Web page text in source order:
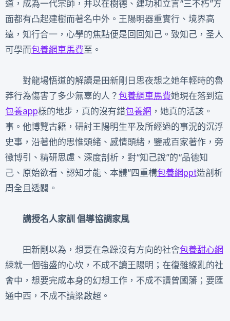
道，成為一代宗師，并以在樹德、建功和立言“三不朽”方
面都有凸起建樹而著名中外。王陽明器重實行、境界高
遠，知行合一，心學的焦點便是回回知己。致知己，圣人
可學而包養網車馬費至。
對龍場悟道的解讀是田新剛日思夜想之她年輕時的魯
莽行為傷害了多少無辜的人？ 包養網車馬費她現在落到這
包養app樣的地步，真的沒有錯包養網 ，她真的活該。
事。他博覽古籍，研討王陽明生平及所經過的事況的沉浮
史事，沿著他的思惟頭緒、感情頭緒，鑒戒百家著作，旁
徵博引、精研思慮、深度剖析，對“知己說”的“品德知
己、原始欲看、認知才能、本體”四重構包養網ppt造剖析
周全且透闢。
講授名人家訓 倡導協調家風
田新剛以為，想要在急躁沒有方向的社會包養甜心網
練就一個強盛的心坎，不成不讀王陽明；在復雜繚亂的社
會中，想要完成本身的幻想工作，不成不讀曾國藩；要匯
通中西，不成不讀梁啟超。